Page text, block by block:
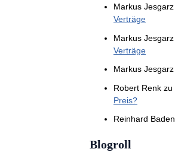
Markus Jesgarz
Verträge
Markus Jesgarz
Verträge
Markus Jesgarz
Robert Renk zu
Preis?
Reinhard Baden
Blogroll